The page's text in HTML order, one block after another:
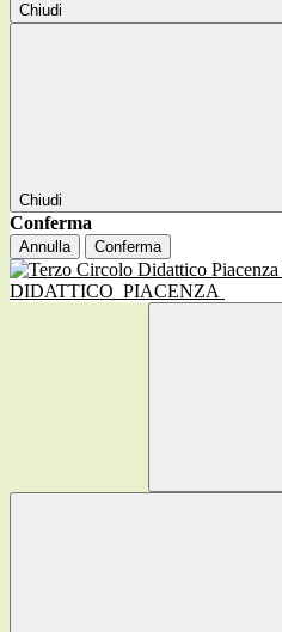
Chiudi
Chiudi
Conferma
Annulla Conferma
DIDATTICO PIACENZA